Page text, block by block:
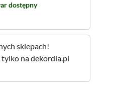
dostępny
sklepach!
tylko na dekordia.pl